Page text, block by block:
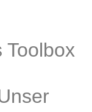
Toolbox